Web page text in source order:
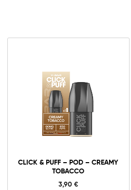
CLICK & PUFF – POD – CREAMY
TOBACCO
3,90 €
0mg 10mg 20mg
-
-
Tobacco
In den Warenkorb